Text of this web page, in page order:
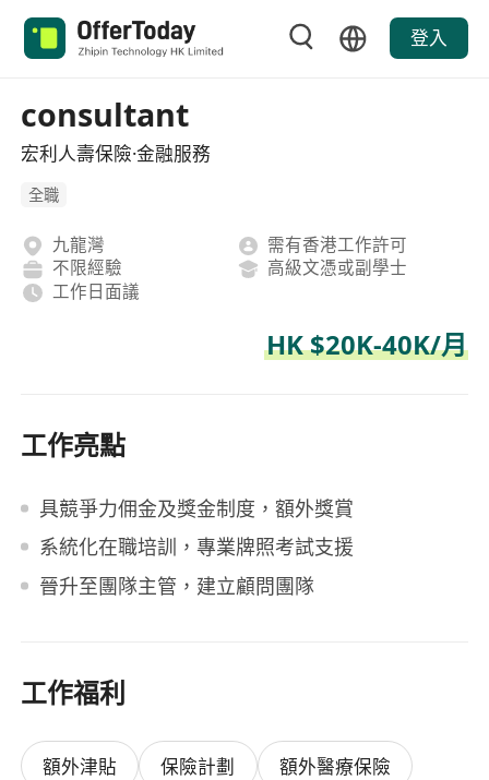
登入
consultant
宏利人壽保險·金融服務
全職
九龍灣
需有香港工作許可
不限經驗
高級文憑或副學士
工作日面議
HK $20K-40K/月
工作亮點
具競爭力佣金及獎金制度，額外獎賞
系統化在職培訓，專業牌照考試支援
晉升至團隊主管，建立顧問團隊
工作福利
額外津貼 保險計劃 額外醫療保險